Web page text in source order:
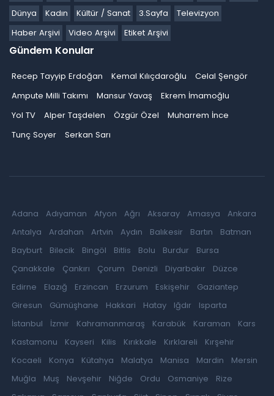
Dünya
Kadın Kültür / Sanat 3.Sayfa
Televizyon
Haber Arşivi
Video Arşivi Etiket Arşivi
Gündem Konular
Recep Tayyip Erdoğan Kemal Kılıçdaroğlu
Celal Şengör
Ampute Milli Takımı
Mansur Yavaş
Ekrem İmamoğlu
Yol TV
Alper Taşdelen Özgür Özel
Muharrem İnce
Tunç Soyer
Serkan Sarı
Adana Adıyaman Afyon Ağrı Aksaray Amasya
Ankara
Antalya
Ardahan Artvin Aydın Balıkesir Bartın
Batman
Bayburt
Bilecik Bingöl Bitlis Bolu Burdur
Bursa
Çanakkale
Çankırı Çorum Denizli Diyarbakır
Düzce
Edirne
Elazığ Erzincan Erzurum Eskişehir
Gaziantep
Giresun
Gümüşhane Hakkari Hatay Iğdır
Isparta
İstanbul
İzmir Kahramanmaraş Karabük Karaman
Kars
Kastamonu
Kayseri Kilis Kırıkkale Kırklareli
Kırşehir
Kocaeli
Konya Kütahya Malatya Manisa Mardin
Mersin
Muğla
Muş Nevşehir Niğde Ordu Osmaniye
Rize